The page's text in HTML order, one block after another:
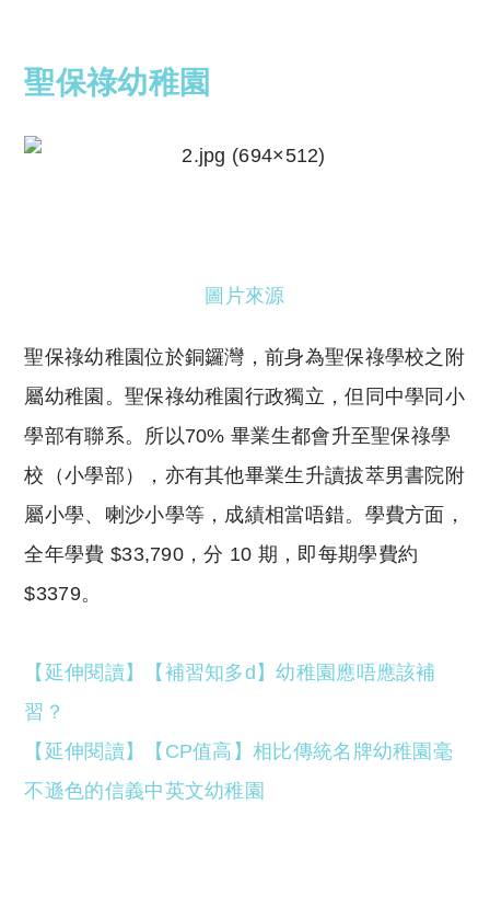
聖保祿幼稚園
圖片來源
聖保祿幼稚園位於銅鑼灣，前身為聖保祿學校之附
屬幼稚園。聖保祿幼稚園行政獨立，但同中學同小
學部有聯系。所以70% 畢業生都會升至聖保祿學
校（小學部），亦有其他畢業生升讀拔萃男書院附
屬小學、喇沙小學等，成績相當唔錯。 學費方面，
全年學費 $33,790，分 10 期，即每期學費約
$3379。
【延伸閱讀】
【補習知多d】幼稚園應唔應該補
習？
【延伸閱讀】
【CP值高】相比傳統名牌幼稚園毫
不遜色的信義中英文幼稚園